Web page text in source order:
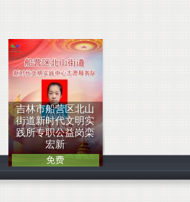
吉林市船营区北山
街道新时代文明实
践所专职公益岗栾
宏新
中国人
免费